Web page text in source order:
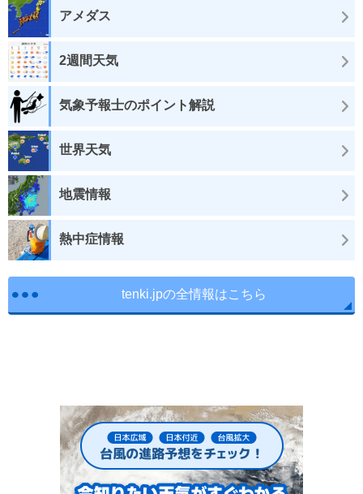
アメダス
2週間天気
気象予報士のポイント解説
世界天気
地震情報
熱中症情報
tenki.jpの全情報はこちら